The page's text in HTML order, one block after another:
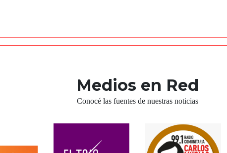
Medios en Red
Conocé las fuentes de nuestras noticias